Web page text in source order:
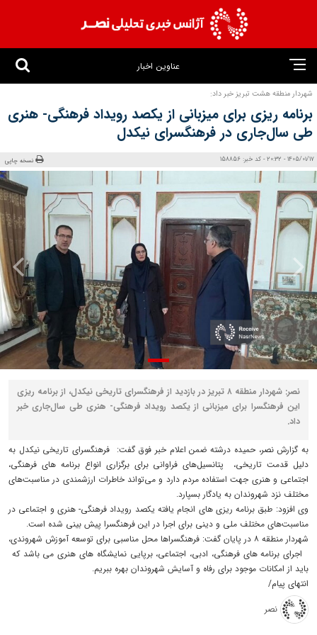
عناوین اخبار
شهردار منطقه هشت تبریز خبر داد:
برنامه ریزی برای میزبانی از یکصد رویداد فرهنگی- هنری
طی سال‌جاری در فرهنگسرای نیکدل
1405/01/17 - 20:32 - کد خبر: 158856 نسخه چاپی
نصر: شهردار منطقه ۸ تبریز در بازدید از فرهنگسرای تاریخی نیکدل، از برنامه ریزی
این فرهنگسرا برای میزبانی از یکصد رویداد فرهنگی- هنری طی سال‌جاری خبر
داد.
به گزارش نصر، حمیده درشته ضمن اعلام خبر فوق گفت: فرهنگسرای تاریخی نیکدل به
دلیل قدمت تاریخی، پتانسیل‌های فراوانی برای برگزاری انواع برنامه های فرهنگی،
اجتماعی و هنری جهت استفاده مردم دارد و می‌تواند خاطرات ارزشمندی در مناسبت‌های
مختلف نزد شهروندان به یادگار بسپارد.
وی افزود: طبق برنامه ریزی های انجام یافته یکصد رویداد فرهنگی- هنری و اجتماعی در
مناسبت‌های مختلف ملی و دینی برای اجرا در این فرهنگسرا پیش بینی شده است.
شهردار منطقه ۸ در پایان گفت: فرهنگسراها محل مناسبی برای توسعه آموزش شهروندی،
اجرای برنامه های فرهنگی، ادبی، اجتماعی، برپایی نمایشگاه های هنری می باشد که
باید از امکانات موجود برای رفاه و آسایش شهروندان بهره ببریم.
انتهای پیام/
نصر